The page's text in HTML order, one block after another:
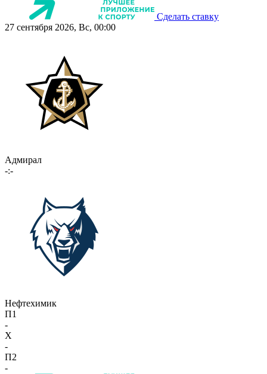
Сделать ставку
27 сентября 2026, Вс, 00:00
Адмирал
-:-
Нефтехимик
П1
-
X
-
П2
-